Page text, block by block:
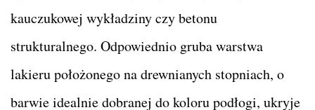
kauczukowej wykładziny czy betonu
strukturalnego. Odpowiednio gruba warstwa
lakieru położonego na drewnianych stopniach, o
barwie idealnie dobranej do koloru podłogi, ukryje